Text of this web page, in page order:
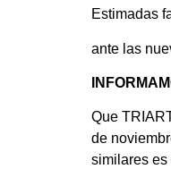
Estimadas
ante las
Que
de
similares es